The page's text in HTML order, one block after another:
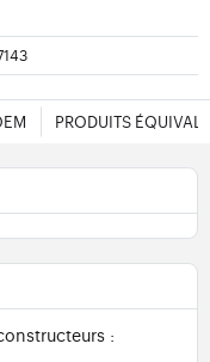
PRODUITS
: